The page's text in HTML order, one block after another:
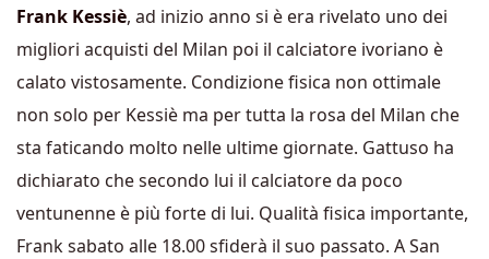
Frank Kessiè, ad inizio anno si è era rivelato uno dei
migliori acquisti del Milan poi il calciatore ivoriano è
calato vistosamente. Condizione fisica non ottimale
non solo per Kessiè ma per tutta la rosa del Milan che
sta faticando molto nelle ultime giornate. Gattuso ha
dichiarato che secondo lui il calciatore da poco
ventunenne è più forte di lui. Qualità fisica importante,
Frank sabato alle 18.00 sfiderà il suo passato. A San